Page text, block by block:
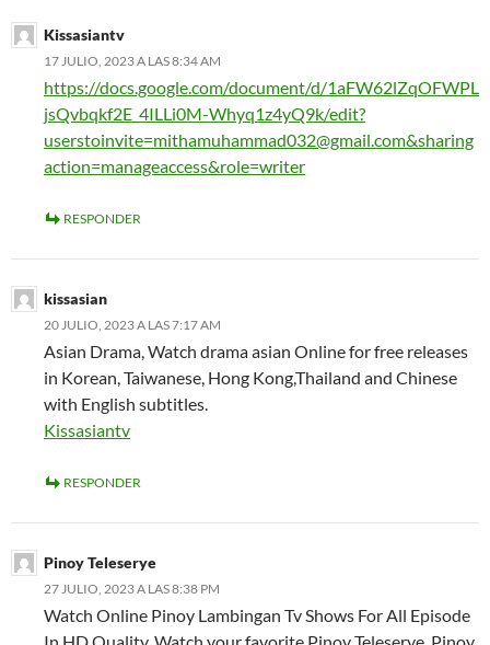
Kissasiantv
17 JULIO, 2023 A LAS 8:34 AM
https://docs.google.com/document/d/1aFW62lZqOFWPL
jsQvbqkf2E_4ILLi0M-Whyq1z4yQ9k/edit?
userstoinvite=mithamuhammad032@gmail.com&sharing
action=manageaccess&role=writer
RESPONDER
kissasian
20 JULIO, 2023 A LAS 7:17 AM
Asian Drama, Watch drama asian Online for free releases
in Korean, Taiwanese, Hong Kong,Thailand and Chinese
with English subtitles.
Kissasiantv
RESPONDER
Pinoy Teleserye
27 JULIO, 2023 A LAS 8:38 PM
Watch Online Pinoy Lambingan Tv Shows For All Episode